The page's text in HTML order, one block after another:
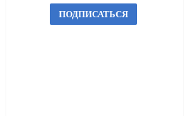
ПОДПИСАТЬСЯ